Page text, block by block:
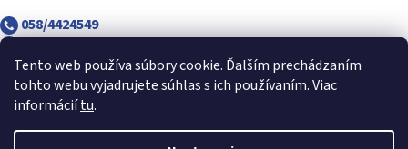
Tento web používa súbory cookie. Ďalším prechádzaním
tohto webu vyjadrujete súhlas s ich používaním. Viac
informáciítu.
058/4424549
revuca@majsterpapier.sk